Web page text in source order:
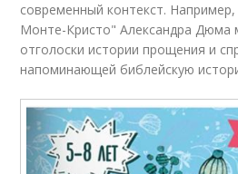
современный контекст.
Монте-Кристо" Александра Дюма
отголоски истории прощения и
напоминающей библейскую